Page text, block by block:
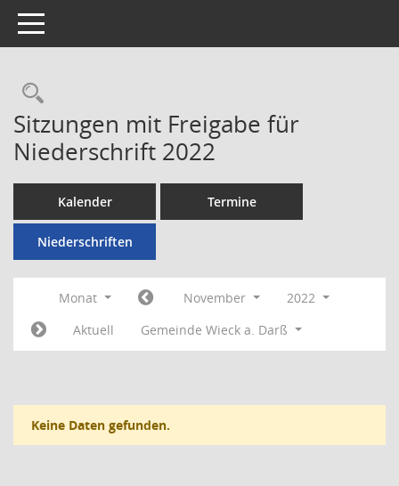
Toggle navigation
Rechercheauswahl
Sitzungen mit Freigabe für
Niederschrift 2022
Kalender Termine
Niederschriften
Monat November
2022
Aktuell
Gemeinde Wieck a. Darß
Keine Daten gefunden.